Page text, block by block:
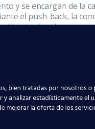
y se encargan de la
el push-back, la
hasta el avión.
contenidos
bien tratadas por nosotros
analizar estadísticamente el
mejorar la oferta de los